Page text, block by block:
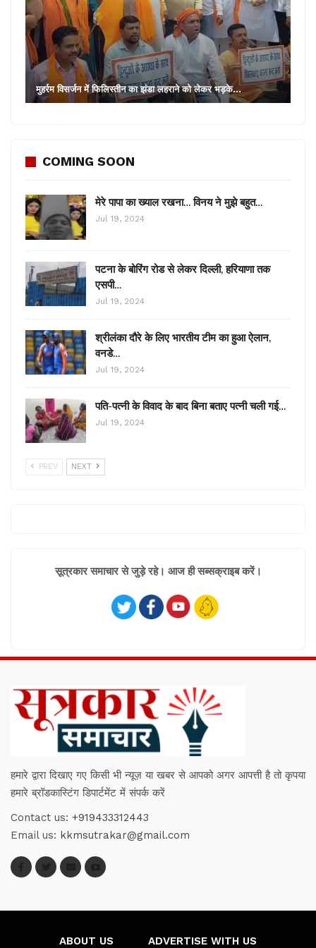
मुहर्रम विसर्जन में फिलिस्तीन का झंडा लहराने को लेकर भड़के…
COMING SOON
मेरे पापा का ख्याल रखना… विनय ने मुझे बहुत…
Jul 19, 2024
पटना के बोरिंग रोड से लेकर दिल्ली, हरियाणा तक
एसपी…
Jul 19, 2024
श्रीलंका दौरे के लिए भारतीय टीम का हुआ ऐलान,
वनडे…
Jul 19, 2024
पति-पत्नी के विवाद के बाद बिना बताए पत्नी चली गई…
Jul 19, 2024
PREV NEXT
सूत्रकार समाचार से जुड़े रहे। आज ही सब्सक्राइब करें।
हमारे द्वारा दिखाए गए किसी भी न्यूज़ या खबर से आपको अगर आपत्ती है तो कृपया
हमारे ब्रॉडकास्टिंग डिपार्टमेंट में संपर्क करें
Contact us: +919433312443
Email us: kkmsutrakar@gmail.com
ABOUT US ADVERTISE WITH US